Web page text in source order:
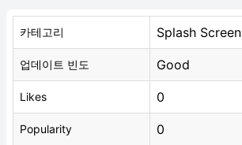
카테고리 Splash Screen
업데이트 빈도 Good
Likes 0
Popularity 0